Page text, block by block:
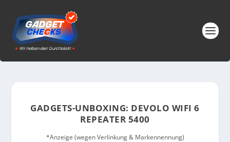
GADGETS-UNBOXING: DEVOLO WIFI 6
REPEATER 5400
*Anzeige (wegen Verlinkung & Markennennung)